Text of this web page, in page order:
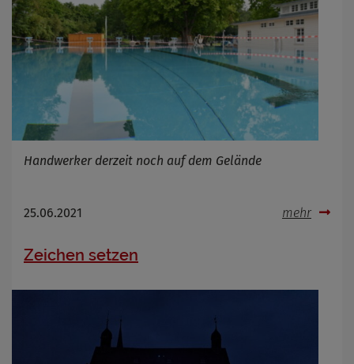
Handwerker derzeit noch auf dem Gelände
25.06.2021 mehr
Zeichen setzen